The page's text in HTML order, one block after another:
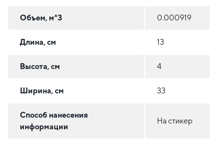
Объем, м^3 0.000919
Длина, см 13
Высота, см 4
Ширина, см 33
Способ нанесения
информации
На стикер